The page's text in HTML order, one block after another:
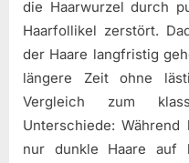
die Haarwurzel durch
Haarfollikel zerstört.
der Haare langfristig
längere Zeit ohne
Vergleich zum
Unterschiede:
nur dunkle Haare auf